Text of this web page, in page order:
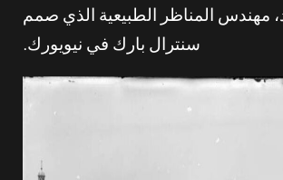
مهندس المناظر الطبيعية الذي صمم
سنترال بارك في نيويورك.